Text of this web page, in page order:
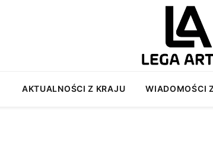
AKTUALNOŚCI Z KRAJU WIADOMOŚCI